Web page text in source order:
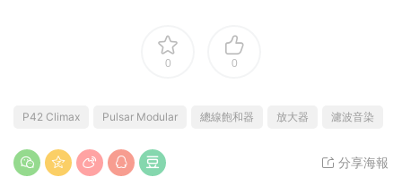
0 0
P42 Climax Pulsar Modular 總線飽和器 放大器 濾波音染
分享海報